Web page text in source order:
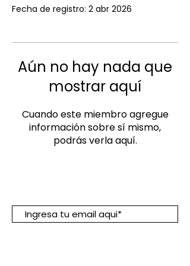
Fecha de registro: 2 abr 2026
Aún no hay nada que
mostrar aquí
Cuando este miembro agregue
información sobre sí mismo,
podrás verla aquí.